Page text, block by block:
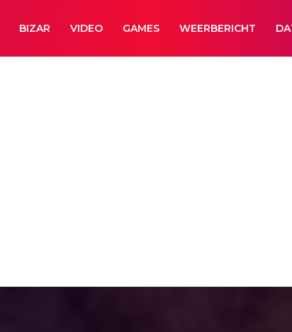
BIZAR VIDEO GAMES WEERBERICHT